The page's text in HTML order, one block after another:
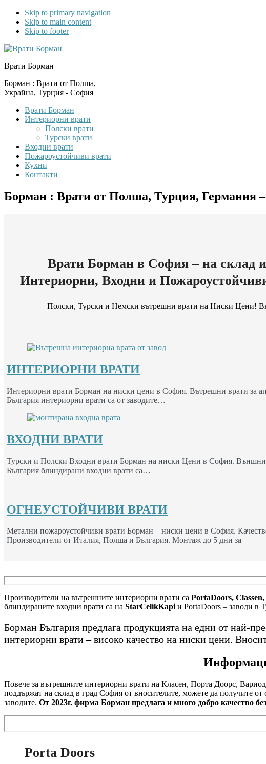
Skip to primary navigation
Skip to main content
Skip to footer
Врати Борман
Борман : Врати от Полша,
Украйна, Турция - София
Врати Борман
Интериорни врати
Полски врати
Турски врати
Входни врати
Пожароустойчиви врати
Кухни
Контакти
Борман : Врати от Полша, Турция, Германия
Врати Борман в София – на склад
Интериорни, Входни и
Полски, Турски и Немски вътрешни врати на Ниски Цени!
ИНТЕРИОРНИ ВРАТИ
Интериорни врати Борман на ниски цени в София. Вътрешни врати за
България интериорни врати са от заводите…
ВХОДНИ ВРАТИ
Турски и Полски Входни врати Борман на ниски Цени в София. Външни
България блиндирани входни врати са…
ОГНЕУСТОЙЧИВИ ВРАТИ
Метални пожароустойчиви врати Борман – ниски цени в София.
Производители от Италия, Полша и България. Монтаж до 5 дни за
Производители на вътрешните интериорни врати са PortaDoors, Classen,
блиндираните входни врати са на StarCelikKapiи PortaDoors – заводи в
Борман България предлага продукцията на едни от най-
интериорни врати – високо качество на ниски цени.
Повече за вътрешните интериорни врати на Класен, Порта Доорс,
поддържат на склад в град София от вносителите, можете да получите
заводите. От 2023г. фирма Борман предлага и много добро качество
Porta Doors